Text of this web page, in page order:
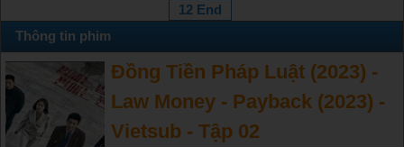
12 End
Thông tin phim
Đồng Tiền Pháp Luật (2023) -
Law Money - Payback (2023) -
Vietsub - Tập 02